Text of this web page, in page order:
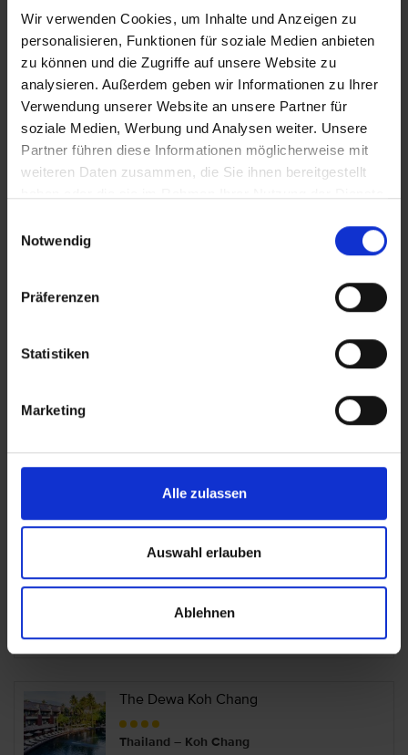
Wir verwenden Cookies, um Inhalte und Anzeigen zu
personalisieren, Funktionen für soziale Medien anbieten
zu können und die Zugriffe auf unsere Website zu
analysieren. Außerdem geben wir Informationen zu Ihrer
Verwendung unserer Website an unsere Partner für
soziale Medien, Werbung und Analysen weiter. Unsere
Partner führen diese Informationen möglicherweise mit
weiteren Daten zusammen, die Sie ihnen bereitgestellt
Notwendig
Präferenzen
Statistiken
Marketing
Alle zulassen
Auswahl erlauben
Ablehnen
Centara Koh Chang Tropicana Resort
Thailand – Koh Chang
Koh Chang
Santhiya Tree Koh Chang Resort
Thailand – Koh Chang
The Aiyapura Koh Chang
Thailand – Koh Chang
Koh Chang
The Dewa Koh Chang
Thailand – Koh Chang